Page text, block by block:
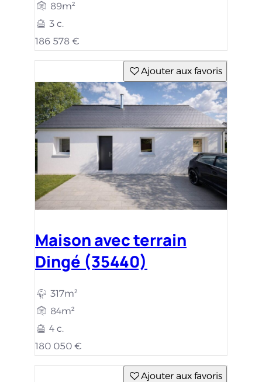
89m²
3 c.
186 578 €
Ajouter aux favoris
Maison avec terrain
Dingé (35440)
317m²
84m²
4 c.
180 050 €
Ajouter aux favoris